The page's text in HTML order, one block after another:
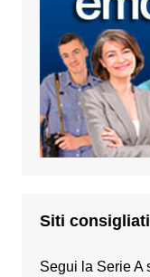
Siti consigliati
Segui la Serie A